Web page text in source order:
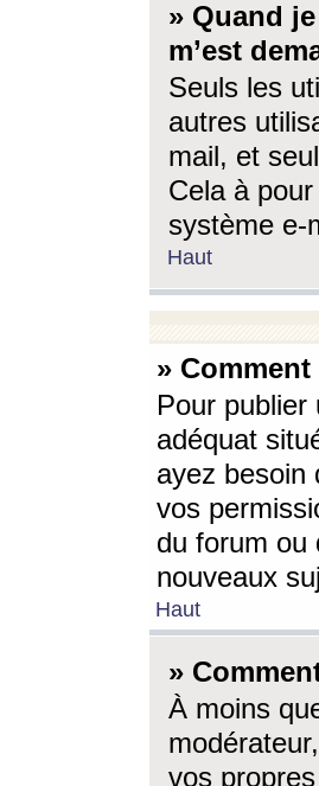
» Quand
m’est
Seuls les
autres
mail, et
Cela à
système e-
Haut
»
Pour publier
adéquat
ayez besoin
vos
du forum ou
nouveaux
Haut
»
À moins
vos